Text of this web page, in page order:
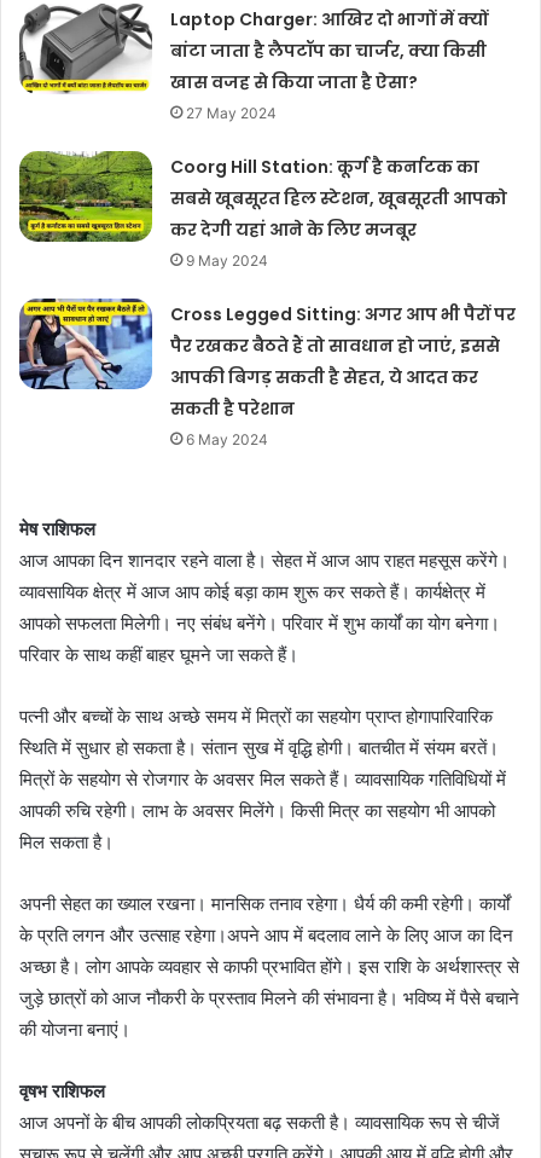
Laptop Charger: आखिर दो भागों में क्यों
बांटा जाता है लैपटॉप का चार्जर, क्या किसी
खास वजह से किया जाता है ऐसा?
27 May 2024
Coorg Hill Station: कूर्ग है कर्नाटक का
सबसे खूबसूरत हिल स्टेशन, खूबसूरती आपको
कर देगी यहां आने के लिए मजबूर
9 May 2024
Cross Legged Sitting: अगर आप भी पैरों पर
पैर रखकर बैठते हैं तो सावधान हो जाएं, इससे
आपकी बिगड़ सकती है सेहत, ये आदत कर
सकती है परेशान
6 May 2024
मेष राशिफल
आज आपका दिन शानदार रहने वाला है। सेहत में आज आप राहत महसूस करेंगे।
व्यावसायिक क्षेत्र में आज आप कोई बड़ा काम शुरू कर सकते हैं। कार्यक्षेत्र में
आपको सफलता मिलेगी। नए संबंध बनेंगे। परिवार में शुभ कार्यों का योग बनेगा।
परिवार के साथ कहीं बाहर घूमने जा सकते हैं।
पत्नी और बच्चों के साथ अच्छे समय में मित्रों का सहयोग प्राप्त होगापारिवारिक
स्थिति में सुधार हो सकता है। संतान सुख में वृद्धि होगी। बातचीत में संयम बरतें।
मित्रों के सहयोग से रोजगार के अवसर मिल सकते हैं। व्यावसायिक गतिविधियों में
आपकी रुचि रहेगी। लाभ के अवसर मिलेंगे। किसी मित्र का सहयोग भी आपको
मिल सकता है।
अपनी सेहत का ख्याल रखना। मानसिक तनाव रहेगा। धैर्य की कमी रहेगी। कार्यों
के प्रति लगन और उत्साह रहेगा।अपने आप में बदलाव लाने के लिए आज का दिन
अच्छा है। लोग आपके व्यवहार से काफी प्रभावित होंगे। इस राशि के अर्थशास्त्र से
जुड़े छात्रों को आज नौकरी के प्रस्ताव मिलने की संभावना है। भविष्य में पैसे बचाने
की योजना बनाएं।
वृषभ राशिफल
आज अपनों के बीच आपकी लोकप्रियता बढ़ सकती है। व्यावसायिक रूप से चीजें
सुचारू रूप से चलेंगी और आप अच्छी प्रगति करेंगे। आपकी आय में वृद्धि होगी और